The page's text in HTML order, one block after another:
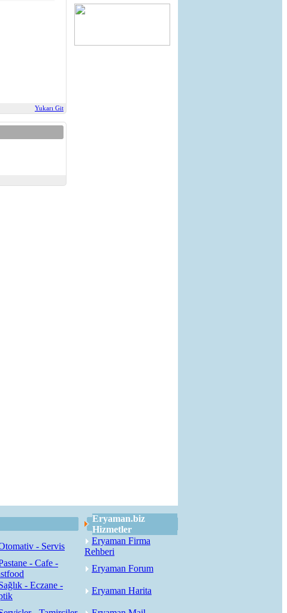
Yukarı Git
Eryaman.biz
Hizmetler
- Servis
Eryaman Firma
Rehberi
- Cafe -
Eryaman Forum
- Eczane -
Eryaman Harita